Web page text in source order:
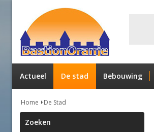
Actueel De stad Bebouwing
Home De Stad
Zoeken